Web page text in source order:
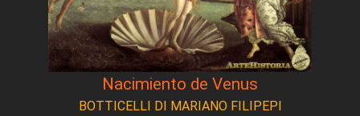
Nacimiento de Venus
BOTTICELLI DI MARIANO FILIPEPI